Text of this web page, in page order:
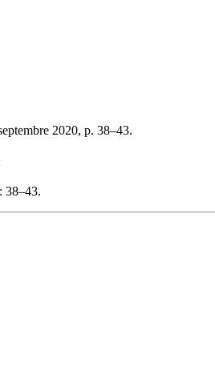
2020, p. 38–43.
38–43.